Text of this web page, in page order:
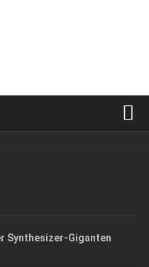
Synthesizer-Giganten